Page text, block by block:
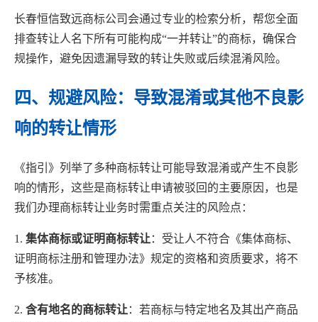
长春恒信致远商标公司会通过专业的检索分析，帮您全面
排查转让人名下所有可能构成“一并转让”的商标，确保合
规操作，避免因遗漏导致的转让失败或后续混淆风险。
四、规避风险：导致混淆或其他不良影
响的转让情形
《指引》列举了多种商标转让可能导致混淆或产生不良影
响的情形，这些是商标转让申请被驳回的主要原因，也是
我们办理商标转让业务时需重点关注的风险点：
1. 集体商标或证明商标转让 ：受让人不符合《集体商标、
证明商标注册和管理办法》规定的资格和资质要求，将不
予核准。
2. 含有地名的商标转让 ：若商标与特定地名及其出产商品